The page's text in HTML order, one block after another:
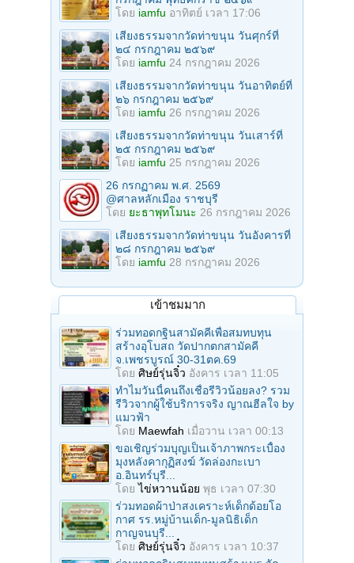
โดย iamfu อาทิตย์ เวลา 17:06
เสียงธรรมจากวัดท่าขนุน วันศุกร์ที่
๒๔ กรกฎาคม ๒๕๖๙
โดย iamfu 24 กรกฎาคม 2026
เสียงธรรมจากวัดท่าขนุน วันอาทิตย์ที่
๒๖ กรกฎาคม ๒๕๖๙
โดย iamfu 26 กรกฎาคม 2026
เสียงธรรมจากวัดท่าขนุน วันเสาร์ที่
๒๕ กรกฎาคม ๒๕๖๙
โดย iamfu 25 กรกฎาคม 2026
26 กรกฏาคม พ.ศ. 2569
@ศาลหลักเมือง ราชบุรี
โดย ยะธาพุทโมนะ 26 กรกฎาคม 2026
เสียงธรรมจากวัดท่าขนุน วันอังคารที่
๒๘ กรกฎาคม ๒๕๖๙
โดย iamfu 28 กรกฎาคม 2026
เข้าชมมาก
ร่วมทอดกฐินสามัคคีเพื่อสมทบทุน
สร้างอุโบสถ วัดปากตกสามัคคี
จ.เพชรบูรณ์ 30-31ตค.69
โดย ศิษย์รุ่นจิ๋ว อังคาร เวลา 11:05
ทำไมวันนี้คนถึงเชื่อรีวิวน้อยลง? รวม
รีวิวจากผู้ใช้บริการจริง ญาณฮีลใจ by
แมวฟ้า
โดย Maewfah เมื่อวาน เวลา 00:13
ขอเชิญร่วมบุญเป็นเจ้าภาพกระเบื้อง
มุงหลังคากุฏิสงฆ์ วัดล่องกะเบา
อ.อินทร์บุรี...
โดยไข่หวานน้อย พุธ เวลา 07:30
ร่วมทอดผ้าป่าสงเคราะห์เด็กด้อยโอ
กาศ รร.หมู่บ้านเด็ก-มูลนิธิเด็ก
กาญจนบุรี...
โดย ศิษย์รุ่นจิ๋ว อังคาร เวลา 10:37